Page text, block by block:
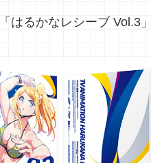
はるかなレシーブ Vol.3